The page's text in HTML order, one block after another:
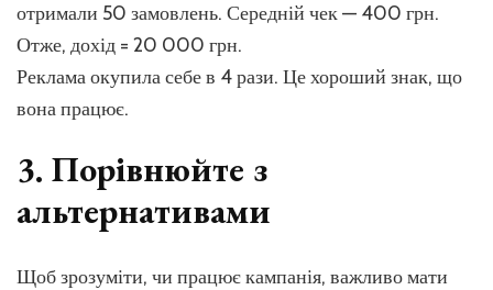
отримали 50 замовлень. Середній чек — 400 грн.
Отже, дохід = 20 000 грн.
Реклама окупила себе в 4 рази. Це хороший знак, що
вона працює.
3. Порівнюйте з
альтернативами
Щоб зрозуміти, чи працює кампанія, важливо мати